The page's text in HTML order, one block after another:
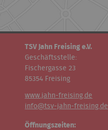
TSV Jahn Freising e.V.
Geschäftsstelle:
Fischergasse 23
85354 Freising
www.jahn-freising.de
info@tsv-jahn-freising.de
Öffnungszeiten: